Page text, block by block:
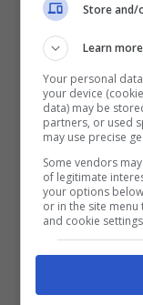
del suo
vuole
offerte
Store and/
Learn more
Your personal
your device
data) may be
partners, or used
may use precise
Some vendors
of legitimate
your options
or in the site
and cookie